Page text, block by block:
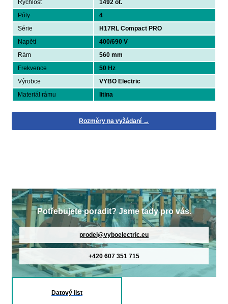
Rychlost
1492 ot.
Póly
4
Série
H17RL Compact PRO
Napětí
400/690 V
Rám
560 mm
Frekvence
50 Hz
Výrobce
VYBO Electric
Materiál rámu
litina
Rozměry na vyžádaní →
Potřebujete poradit? Jsme tady pro vás.
prodej@vyboelectric.eu
+420 607 351 715
Datový list